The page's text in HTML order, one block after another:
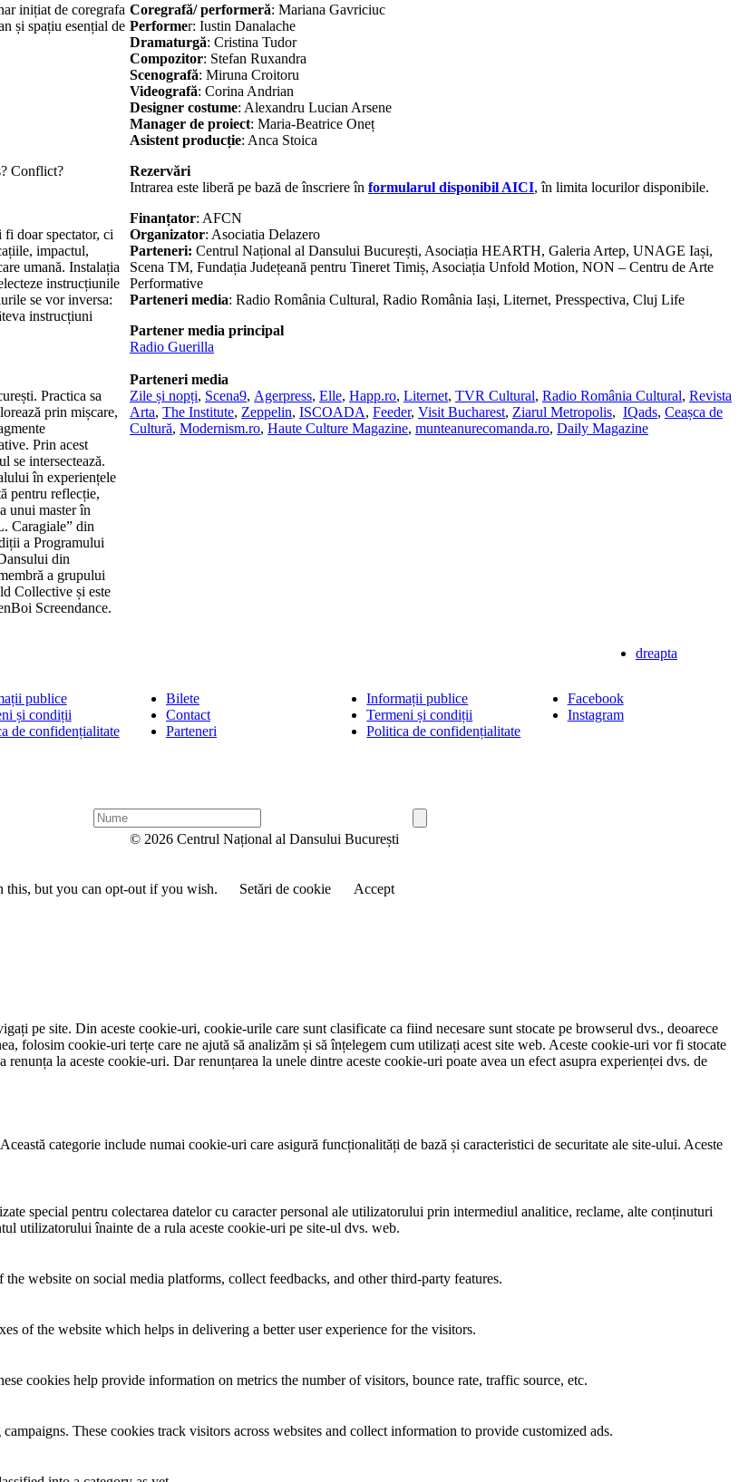
inițiat de coregrafa
și spațiu esențial de
Conflict?
doar spectator, ci
impactul,
umană. Instalația
instrucțiunile
se vor inversa:
instrucțiuni
Practica sa
prin mișcare,
Prin acest
se intersectează.
în experiențele
pentru reflecție,
unui master în
Caragiale” din
a Programului
din
a grupului
Collective și este
Screendance.
Coregrafă/ performeră: Mariana Gavriciuc
Performer: Iustin Danalache
Dramaturgă: Cristina Tudor
Compozitor: Stefan Ruxandra
Scenografă: Miruna Croitoru
Videografă: Corina Andrian
Designer costume: Alexandru Lucian Arsene
Manager de proiect: Maria-Beatrice Oneț
Asistent producție: Anca Stoica
Rezervări
Intrarea este liberă pe bază de înscriere în formularul disponibil AICI, în limita locurilor disponibile.
Finanțator: AFCN
Organizator: Asociatia Delazero
Parteneri: Centrul Național al Dansului București, Asociația HEARTH, Galeria Artep, UNAGE Iași,
Scena TM, Fundația Județeană pentru Tineret Timiș, Asociația Unfold Motion, NON – Centru de Arte
Performative
Parteneri media: Radio România Cultural, Radio România Iași, Liternet, Presspectiva, Cluj Life
Partener media principal
Radio Guerilla
Parteneri media
Zile și nopți, Scena9, Agerpress, Elle, Happ.ro, Liternet, TVR Cultural, Radio România Cultural, Revista
Arta, The Institute, Zeppelin, ISCOADA, Feeder, Visit Bucharest, Ziarul Metropolis, IQads, Ceașca de
Cultură, Modernism.ro, Haute Culture Magazine, munteanurecomanda.ro, Daily Magazine
dreapta
publice
și condiții
de confidențialitate
Bilete
Contact
Parteneri
Informații publice
Termeni și condiții
Politica de confidențialitate
Facebook
Instagram
N
u
© 2026 Centrul Național al Dansului București
this, but you can opt-out if you wish. Setări de cookie Accept
pe site. Din aceste cookie-uri, cookie-urile care sunt clasificate ca fiind necesare sunt stocate pe browserul dvs., deoarece
folosim cookie-uri terțe care ne ajută să analizăm și să înțelegem cum utilizați acest site web. Aceste cookie-uri vor fi stocate
la aceste cookie-uri. Dar renunțarea la unele dintre aceste cookie-uri poate avea un efect asupra experienței dvs. de
categorie include numai cookie-uri care asigură funcționalități de bază și caracteristici de securitate ale site-ului. Aceste
special pentru colectarea datelor cu caracter personal ale utilizatorului prin intermediul analitice, reclame, alte conținuturi
utilizatorului înainte de a rula aceste cookie-uri pe site-ul dvs. web.
website on social media platforms, collect feedbacks, and other third-party features.
of the website which helps in delivering a better user experience for the visitors.
cookies help provide information on metrics the number of visitors, bounce rate, traffic source, etc.
These cookies track visitors across websites and collect information to provide customized ads.